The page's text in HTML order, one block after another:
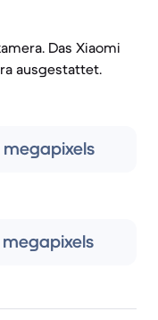
Das Xiaomi
ausgestattet.
megapixels